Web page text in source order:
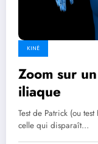
KINÉ
Zoom sur
iliaque
Test de Patrick (ou
celle qui disparaît…